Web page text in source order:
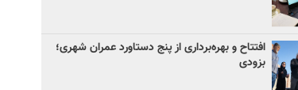
افتتاح و بهره‌برداری از پنج دستاورد عمران شهری؛
بزودی